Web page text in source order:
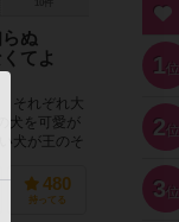
ぬ
てよ
それぞれ大
犬を可愛が
犬が王のそ
480
持ってる
1位
2位
3位